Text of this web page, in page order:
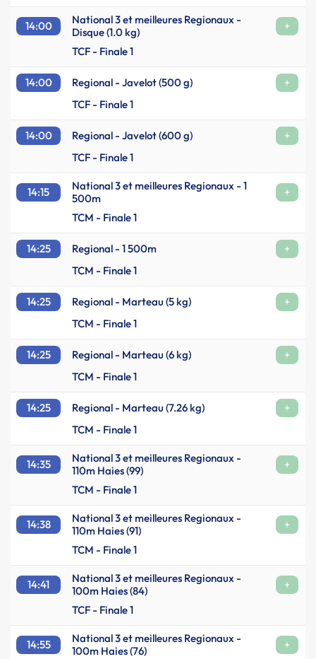
14:00
National 3 et meilleures Regionaux -
Disque (1.0 kg)
+
TCF - Finale 1
14:00 Regional - Javelot (500 g)
+
TCF - Finale 1
14:00 Regional - Javelot (600 g)
+
TCF - Finale 1
14:15
National 3 et meilleures Regionaux - 1
500m
+
TCM - Finale 1
14:25 Regional - 1 500m
+
TCM - Finale 1
14:25 Regional - Marteau (5 kg)
+
TCM - Finale 1
14:25 Regional - Marteau (6 kg)
+
TCM - Finale 1
14:25 Regional - Marteau (7.26 kg)
+
TCM - Finale 1
14:35
National 3 et meilleures Regionaux -
110m Haies (99)
+
TCM - Finale 1
14:38
National 3 et meilleures Regionaux -
110m Haies (91)
+
TCM - Finale 1
14:41
National 3 et meilleures Regionaux -
100m Haies (84)
+
TCF - Finale 1
14:55
National 3 et meilleures Regionaux -
100m Haies (76)
+